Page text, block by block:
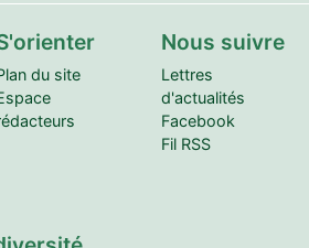
du site
Nous suivre
Lettres
d'actualités
Facebook
Fil RSS